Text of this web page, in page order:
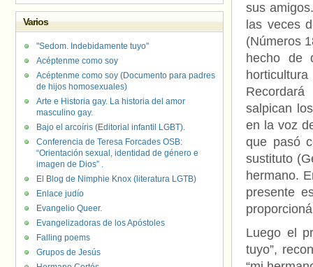
sus
las veces
(Números
hecho de
salpican
en la voz
que pasó
sustituto
hermano.
presente
Luego el
tuyo”,
Varios
"Sedom. Indebidamente tuyo"
Acéptenme como soy
Acéptenme como soy (Documento para padres
de hijos homosexuales)
Arte e Historia gay. La historia del amor
masculino gay.
Bajo el arcoíris (Editorial infantil LGBT).
Conferencia de Teresa Forcades OSB:
“Orientación sexual, identidad de género e
imagen de Dios” .
El Blog de Nimphie Knox (literatura LGTB)
Enlace judío
Evangelio Queer.
Evangelizadoras de los Apóstoles
Falling poems
Grupos de Jesús